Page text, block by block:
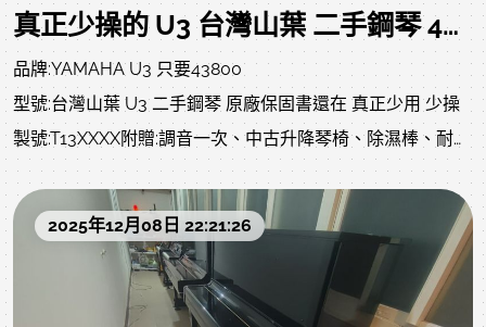
真正少操的 U3 台灣山葉 二手鋼琴 43800 T13萬號 專業 中古鋼琴
品牌:YAMAHA U3 只要43800
型號:台灣山葉 U3 二手鋼琴 原廠保固書還在 真正少用 少操
製號:T13XXXX附贈:調音一次、中古升降琴椅、除濕棒、耐重
珠碗、拭琴布、琴油、保固、等..不含運(北部一樓或電梯 大
約2000左右，吊車、拆鋼琴、拆鐵窗、等..另計..)
售價:43800中壢中古鋼琴黃先生 嚴選商品 值得您的信賴要
買就要買整理過的，建議不要在網路上跟一般自售客買沒有
整理過的，他比您還不懂琴，您敢買？買回來還要整理、運
2025年12月08日 22:21:26